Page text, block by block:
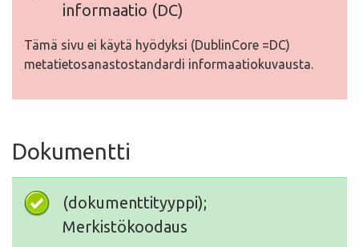
informaatio (DC)
Tämä sivu ei käytä hyödyksi (DublinCore =DC)
metatietosanastostandardi informaatiokuvausta.
Dokumentti
(dokumenttityyppi);
Merkistökoodaus